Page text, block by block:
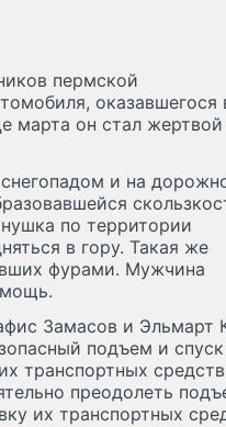
пермской
оказавшегося
марта он стал жертвой
и на
по территории
в гору. Такая же
фурами. Мужчина
Замасов и Эльмарт
подъем и спуск
транспортных
преодолеть
их транспортных